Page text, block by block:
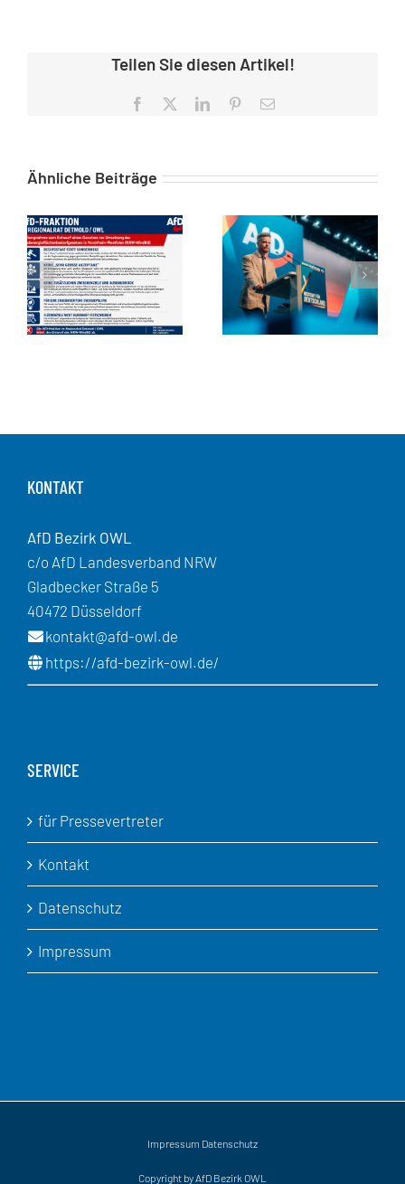
Teilen Sie diesen Artikel!
Facebook LinkedInPinterest
E-
Ähnliche Beiträge
KONTAKT
AfD Bezirk OWL
c/o AfD Landesverband NRW
Gladbecker Straße 5
40472 Düsseldorf
kontakt@afd-owl.de
https://afd-bezirk-owl.de/
SERVICE
für Pressevertreter
Kontakt
Datenschutz
Impressum
Impressum Datenschutz
Copyright by AfD Bezirk OWL